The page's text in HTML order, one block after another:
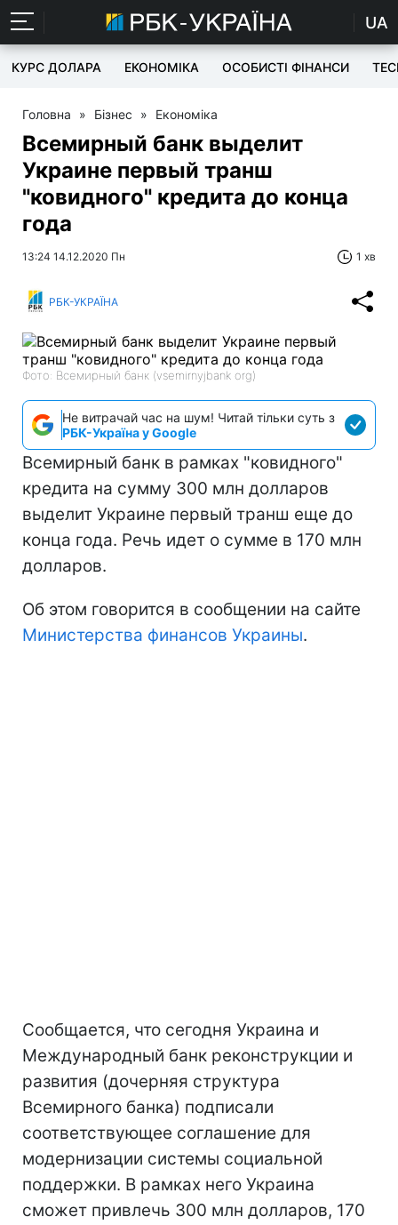
UA
КУРС ДОЛАРА ЕКОНОМІКА ОСОБИСТІ ФІНАНСИ
Головна » Бізнес » Економіка
Всемирный банк выделит
Украине первый транш
"ковидного" кредита до конца
года
13:24 14.12.2020 Пн 1 хв
РБК-УКРАЇНА
Фото: Всемирный банк (vsemirnyjbank org)
Не витрачай час на шум! Читай тільки суть з
РБК-Україна у Google
Всемирный банк в рамках "ковидного"
кредита на сумму 300 млн долларов
выделит Украине первый транш еще до
конца года. Речь идет о сумме в 170 млн
долларов.
Об этом говорится в сообщении на сайте
Министерства финансов Украины.
Сообщается, что сегодня Украина и
Международный банк реконструкции и
развития (дочерняя структура
Всемирного банка) подписали
соответствующее соглашение для
модернизации системы социальной
поддержки. В рамках него Украина
сможет привлечь 300 млн долларов, 170